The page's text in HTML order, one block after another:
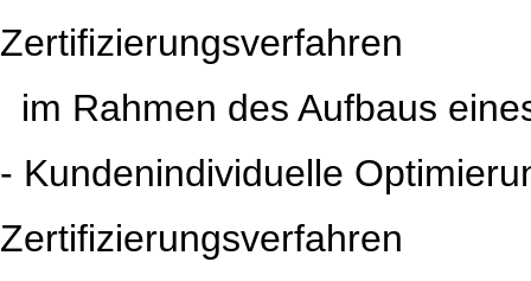
Zertifizierungsverfahren
im Rahmen des Aufbaus
- Kundenindividuelle
Zertifizierungsverfahren